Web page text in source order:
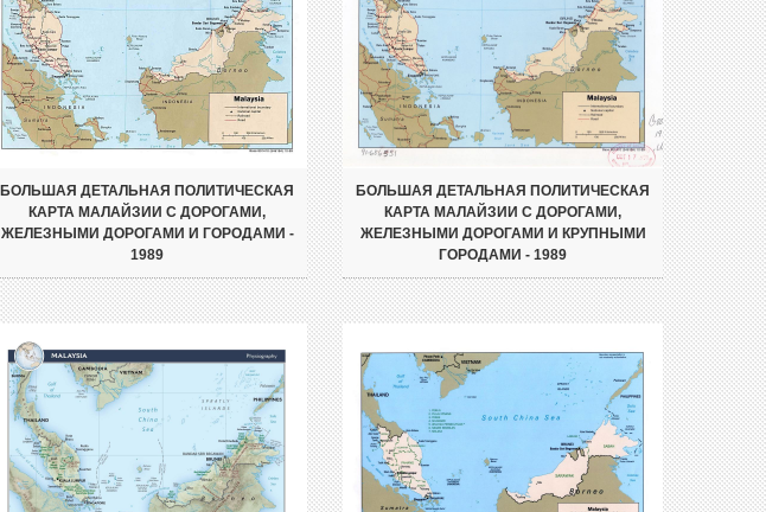
БОЛЬШАЯ ДЕТАЛЬНАЯ ПОЛИТИЧЕСКАЯ
КАРТА МАЛАЙЗИИ С ДОРОГАМИ,
ЖЕЛЕЗНЫМИ ДОРОГАМИ И ГОРОДАМИ -
1989
БОЛЬШАЯ ДЕТАЛЬНАЯ ПОЛИТИЧЕСКАЯ
КАРТА МАЛАЙЗИИ С ДОРОГАМИ,
ЖЕЛЕЗНЫМИ ДОРОГАМИ И КРУПНЫМИ
ГОРОДАМИ - 1989